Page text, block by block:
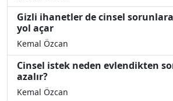
Gizli ihanetler de cinsel sorunlara
yol açar
Kemal Özcan
Cinsel istek neden evlendikten
azalır?
Kemal Özcan